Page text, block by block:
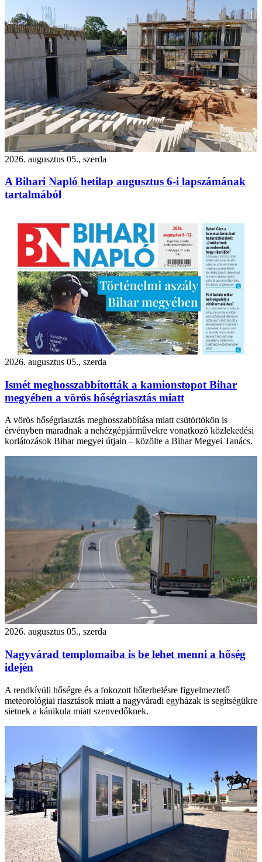
2026. augusztus 05., szerda
A Bihari Napló hetilap augusztus 6-i lapszámának
tartalmából
2026. augusztus 05., szerda
Ismét meghosszabbították a kamionstopot Bihar
megyében a vörös hőségriasztás miatt
A vörös hőségriasztás meghosszabbítása miatt csütörtökön is
érvényben maradnak a nehézgépjárművekre vonatkozó közlekedési
korlátozások Bihar megyei útjain – közölte a Bihar Megyei Tanács.
2026. augusztus 05., szerda
Nagyvárad templomaiba is be lehet menni a hőség
idején
A rendkívüli hőségre és a fokozott hőterhelésre figyelmeztető
meteorológiai riasztások miatt a nagyváradi egyházak is segítségükre
sietnek a kánikula miatt szenvedőknek.